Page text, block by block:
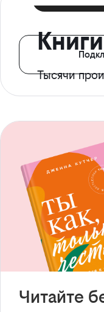
Книги
Тысячи
с доступом
Читайте